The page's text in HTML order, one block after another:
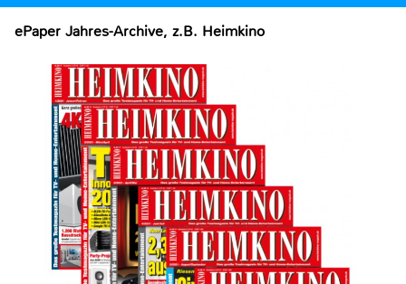
ePaper Jahres-Archive, z.B. Heimkino